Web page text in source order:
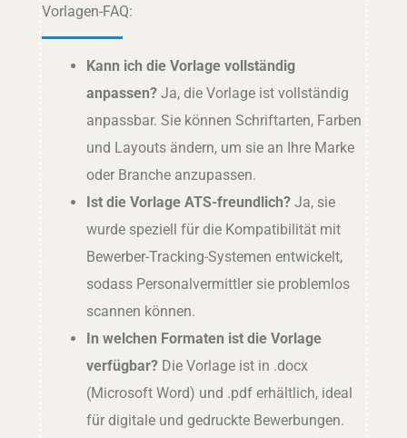
Vorlagen-FAQ:
Kann ich die Vorlage vollständig
anpassen?Ja, die Vorlage ist vollständig
anpassbar. Sie können Schriftarten, Farben
und Layouts ändern, um sie an Ihre Marke
oder Branche anzupassen.
Ist die Vorlage ATS-freundlich?Ja, sie
wurde speziell für die Kompatibilität mit
Bewerber-Tracking-Systemen entwickelt,
sodass Personalvermittler sie problemlos
scannen können.
In welchen Formaten ist die Vorlage
verfügbar?Die Vorlage ist in .docx
(Microsoft Word) und .pdf erhältlich, ideal
für digitale und gedruckte Bewerbungen.